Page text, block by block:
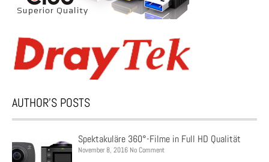
AUTHOR’S POSTS
Spektakuläre 360°-Filme in Full HD Qualität
November 8, 2016 No Comment